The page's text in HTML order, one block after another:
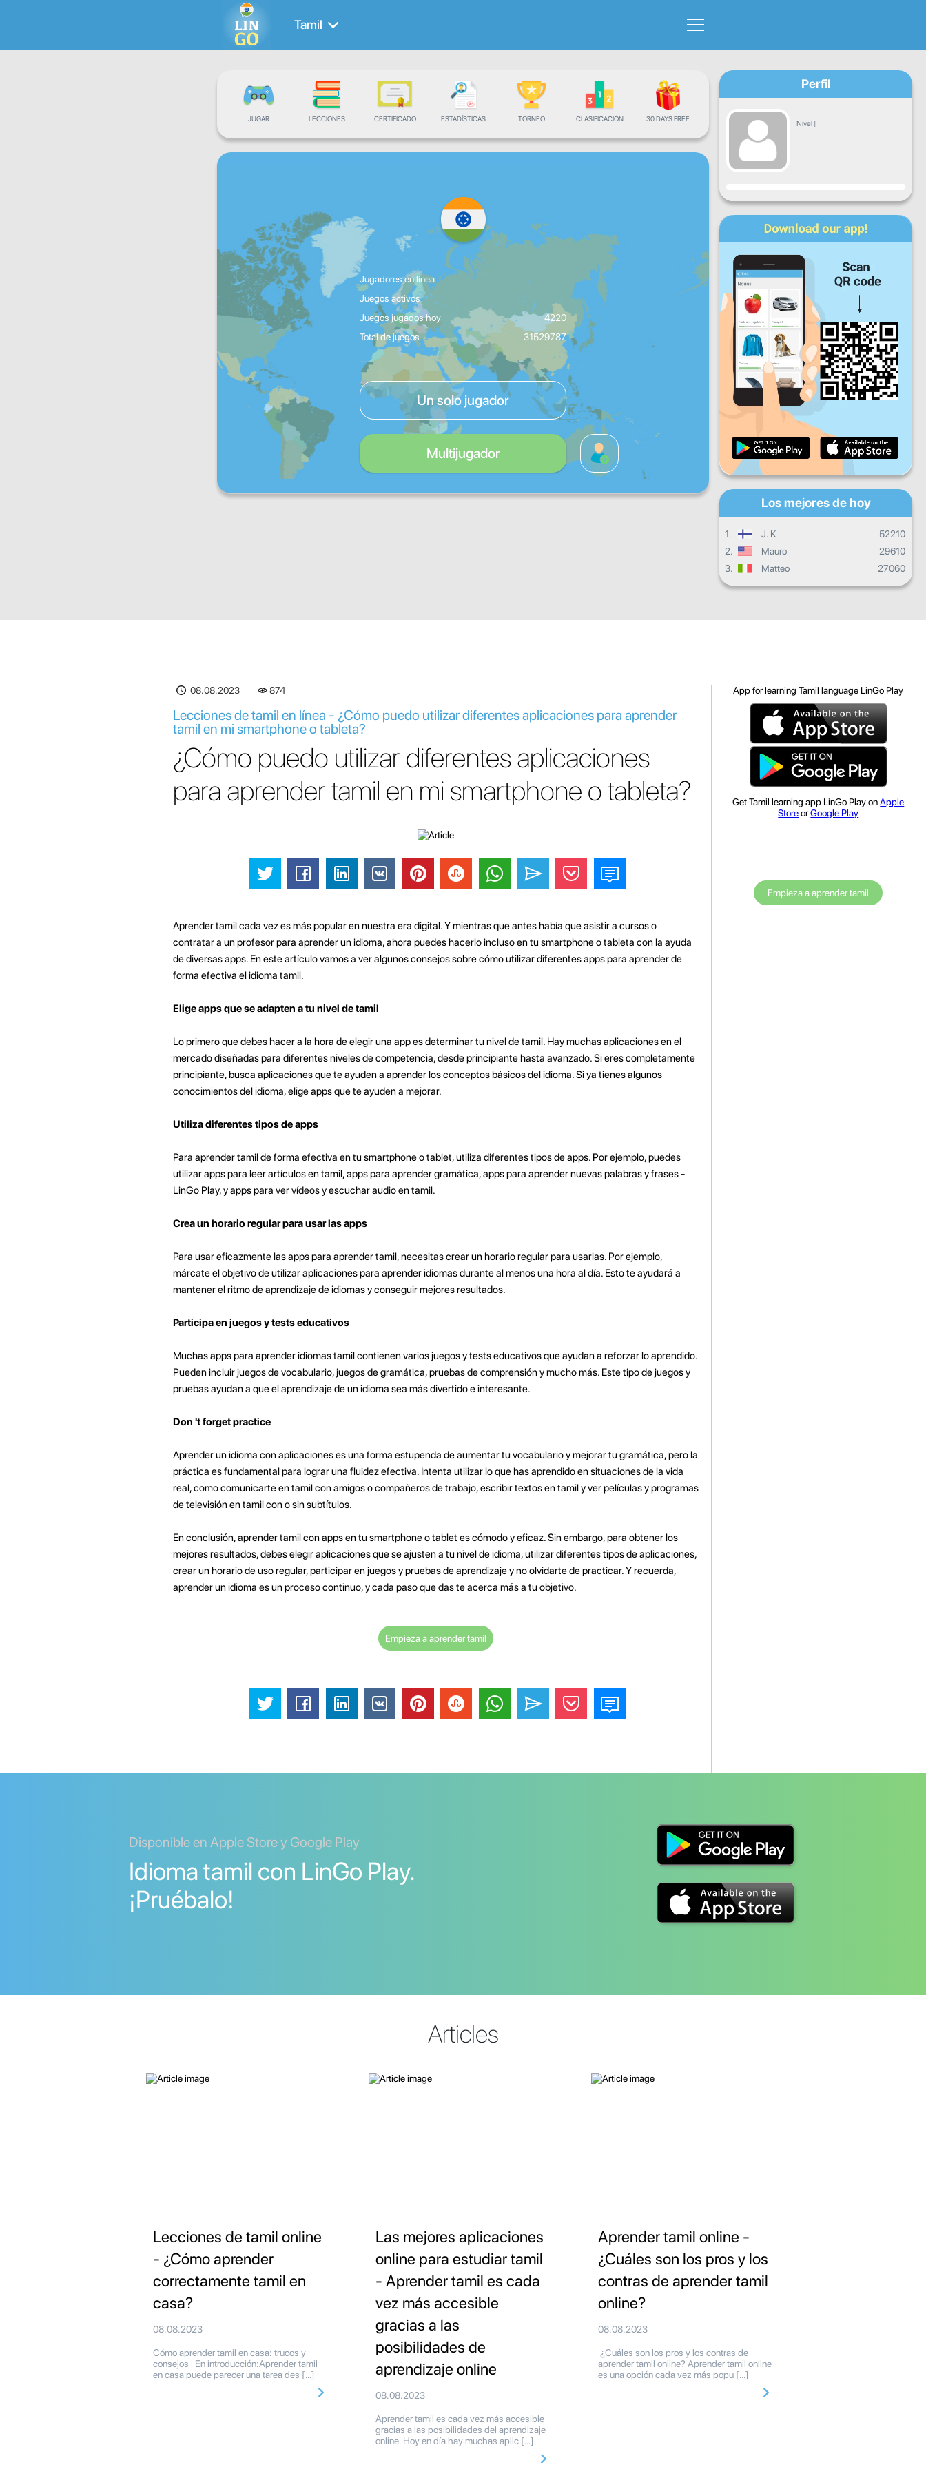
Tamil
JUGAR LECCIONES CERTIFICADO ESTADÍSTICAS TORNEO CLASIFICACIÓN 30 DAYS FREE
Jugadores en línea
Juegos activos
Juegos jugados hoy
4220
Total de juegos
31529787
Un solo jugador
Multijugador
Perfil
Nivel |
Progreso
Lun Mié Jue
Sáb Dom
Progreso diario
Progreso mensual
Progreso general
Los mejores de hoy
1. J. K
52210
2.
Mauro
29610
3.
Matteo 27060
08.08.2023 874
Lecciones de tamil en línea - ¿Cómo puedo utilizar diferentes aplicaciones para aprender
tamil en mi smartphone o tableta?
¿Cómo puedo utilizar diferentes aplicaciones
para aprender tamil en mi smartphone o tableta?
Aprender tamil cada vez es más popular en nuestra era digital. Y mientras que antes había que asistir a cursos o
contratar a un profesor para aprender un idioma, ahora puedes hacerlo incluso en tu smartphone o tableta con la ayuda
de diversas apps. En este artículo vamos a ver algunos consejos sobre cómo utilizar diferentes apps para aprender de
forma efectiva el idioma tamil.
Elige apps que se adapten a tu nivel de tamil
Lo primero que debes hacer a la hora de elegir una app es determinar tu nivel de tamil. Hay muchas aplicaciones en el
mercado diseñadas para diferentes niveles de competencia, desde principiante hasta avanzado. Si eres completamente
principiante, busca aplicaciones que te ayuden a aprender los conceptos básicos del idioma. Si ya tienes algunos
conocimientos del idioma, elige apps que te ayuden a mejorar.
Utiliza diferentes tipos de apps
Para aprender tamil de forma efectiva en tu smartphone o tablet, utiliza diferentes tipos de apps. Por ejemplo, puedes
utilizar apps para leer artículos en tamil, apps para aprender gramática, apps para aprender nuevas palabras y frases -
LinGo Play, y apps para ver vídeos y escuchar audio en tamil.
Crea un horario regular para usar las apps
Para usar eficazmente las apps para aprender tamil, necesitas crear un horario regular para usarlas. Por ejemplo,
márcate el objetivo de utilizar aplicaciones para aprender idiomas durante al menos una hora al día. Esto te ayudará a
mantener el ritmo de aprendizaje de idiomas y conseguir mejores resultados.
Participa en juegos y tests educativos
Muchas apps para aprender idiomas tamil contienen varios juegos y tests educativos que ayudan a reforzar lo aprendido.
Pueden incluir juegos de vocabulario, juegos de gramática, pruebas de comprensión y mucho más. Este tipo de juegos y
pruebas ayudan a que el aprendizaje de un idioma sea más divertido e interesante.
Don 't forget practice
Aprender un idioma con aplicaciones es una forma estupenda de aumentar tu vocabulario y mejorar tu gramática, pero la
práctica es fundamental para lograr una fluidez efectiva. Intenta utilizar lo que has aprendido en situaciones de la vida
real, como comunicarte en tamil con amigos o compañeros de trabajo, escribir textos en tamil y ver películas y programas
de televisión en tamil con o sin subtítulos.
En conclusión, aprender tamil con apps en tu smartphone o tablet es cómodo y eficaz. Sin embargo, para obtener los
mejores resultados, debes elegir aplicaciones que se ajusten a tu nivel de idioma, utilizar diferentes tipos de aplicaciones,
crear un horario de uso regular, participar en juegos y pruebas de aprendizaje y no olvidarte de practicar. Y recuerda,
aprender un idioma es un proceso continuo, y cada paso que das te acerca más a tu objetivo.
Empieza a aprender tamil
App for learning Tamil language LinGo Play
Get Tamil learning app LinGo Play onApple
StoreorGoogle Play
Empieza a aprender tamil
Disponible en Apple Store y Google Play
Idioma tamil con LinGo Play.
¡Pruébalo!
Articles
Lecciones de tamil online
- ¿Cómo aprender
correctamente tamil en
casa?
08.08.2023
Cómo aprender tamil en casa: trucos y
consejos En introducción:Aprender tamil
en casa puede parecer una tarea des […]
Las mejores aplicaciones
online para estudiar tamil
- Aprender tamil es cada
vez más accesible
gracias a las
posibilidades de
aprendizaje online
08.08.2023
Aprender tamil es cada vez más accesible
gracias a las posibilidades del aprendizaje
online. Hoy en día hay muchas aplic […]
Aprender tamil online -
¿Cuáles son los pros y los
contras de aprender tamil
online?
08.08.2023
¿Cuáles son los pros y los contras de
aprender tamil online? Aprender tamil online
es una opción cada vez más popu […]